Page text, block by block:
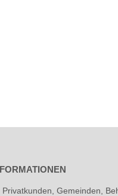
Privatkunden, Gemeinden,